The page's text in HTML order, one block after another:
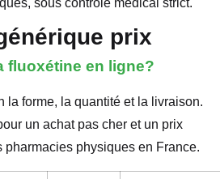
sous contrôle médical strict.
prix
fluoxétine en ligne?
la forme, la quantité et la livraison.
un achat pas cher et un prix
pharmacies physiques en France.